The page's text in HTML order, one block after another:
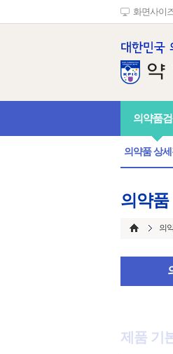
화면사이
의약품
의약품 상
의약
의
제품 기